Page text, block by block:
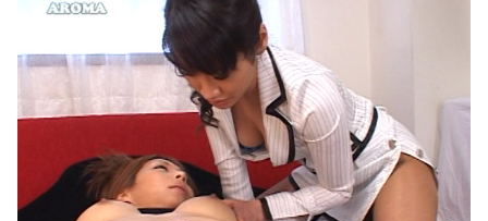
まんチラの誘惑 ~ダチの母ちゃんと~
アラサー喪女の暴走オーガズム
月刊 古瀬玲
激しめイラマが好き！
36歳の彼女と結婚したいのに、家族が猛反対。家族から信じられない言葉が飛び出した… 他